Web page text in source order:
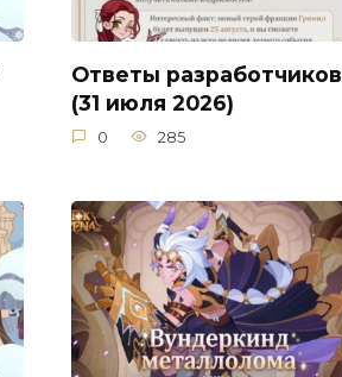
Ответы разработчиков
(31 июля 2026)
0 285